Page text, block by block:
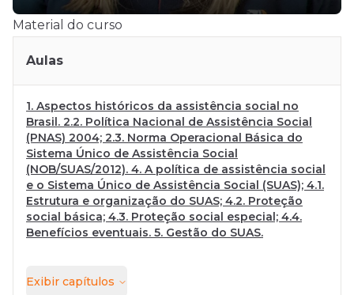
Material do curso
Aulas
1. Aspectos históricos da assistência social no
Brasil. 2.2. Política Nacional de Assistência Social
(PNAS) 2004; 2.3. Norma Operacional Básica do
Sistema Único de Assistência Social
(NOB/SUAS/2012). 4. A política de assistência social
e o Sistema Único de Assistência Social (SUAS); 4.1.
Estrutura e organização do SUAS; 4.2. Proteção
social básica; 4.3. Proteção social especial; 4.4.
Benefícios eventuais. 5. Gestão do SUAS.
Exibir capítulos